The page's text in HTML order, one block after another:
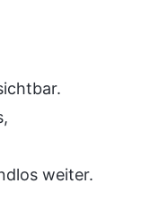
weiter.